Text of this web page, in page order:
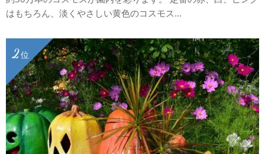
はもちろん、淡くやさしい黄色のコスモス...
位
2